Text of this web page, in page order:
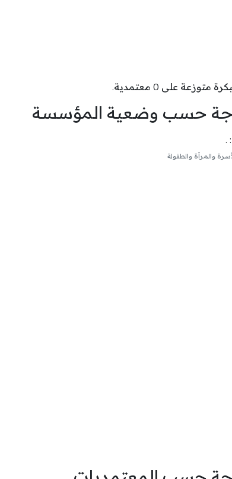
على 0 معتمدية.
باجة حسب وضعية المؤسسة
.
والمرأة والطفولة